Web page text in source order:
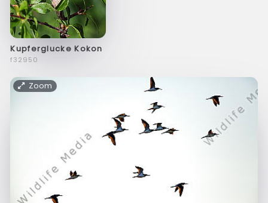
Kupferglucke Kokon
f32950
Zoom